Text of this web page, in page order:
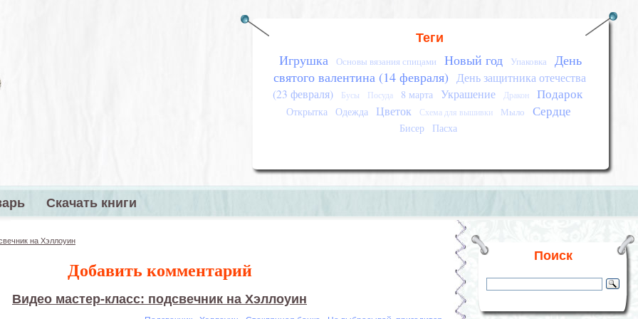
Теги
Игрушка Основы вязания спицами Новый год Упаковка
День
святого валентина (14 февраля)
День защитника отечества
(23 февраля)
Бусы Посуда 8 марта Украшение Дракон Подарок
Открытка Одежда Цветок Схема для вышивки Мыло Сердце
Бисер Пасха
Скачать книги
на Хэллоуин
Добавить комментарий
Видео мастер-класс: подсвечник на Хэллоуин
Поиск